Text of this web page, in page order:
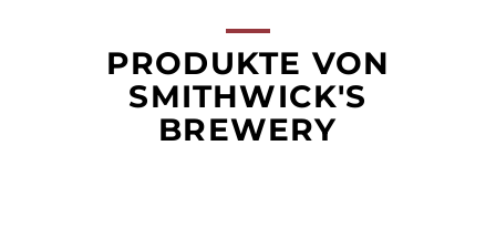
PRODUKTE VON
SMITHWICK'S
BREWERY